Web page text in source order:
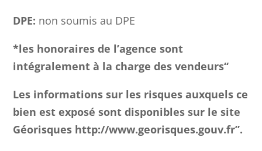
DPE: non soumis au DPE
*les honoraires de l’agence sont
intégralement à la charge des vendeurs“
Les informations sur les risques auxquels ce
bien est exposé sont disponibles sur le site
Géorisques http://www.georisques.gouv.fr”.